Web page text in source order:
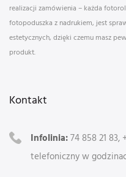
realizacji zamówienia – każda
fotopoduszka z nadrukiem, jest
estetycznych, dzięki czemu masz
produkt.
Kontakt
Infolinia:74 858 21 83,
telefoniczny w